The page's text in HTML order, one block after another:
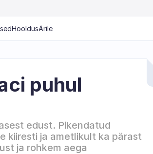
puhul
edust. Pikendatud
kiiresti ja ametlikult ka pärast
ja rohkem aega
HooldusÄrile